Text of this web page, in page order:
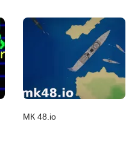
МК 48.io